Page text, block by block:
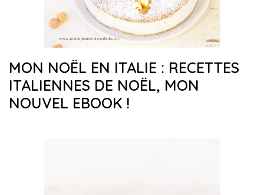
MON NOËL EN ITALIE : RECETTES
ITALIENNES DE NOËL, MON
NOUVEL EBOOK !